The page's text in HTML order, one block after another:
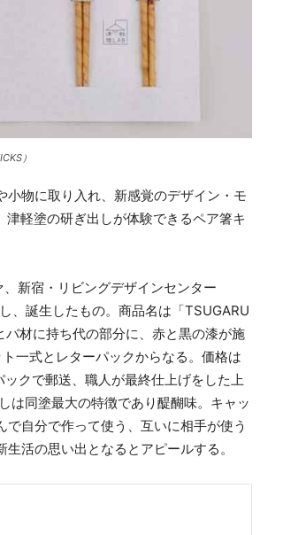
）
物に取り入れ、新感覚のデザイン・モ
軽塗の研ぎ出しが体験できるペア箸キ
新宿・リビングデザインセンター
、誕生したもの。商品名は「TSUGARU
材に持ち代の部分に、赤と黒の漆が施
一式とレターパックからなる。価格は
クで郵送、職人が最終仕上げをした上
は同塗最大の特徴であり醍醐味。キャッ
自分で作って使う、互いに相手が使う
活の思い出となるとアピールする。